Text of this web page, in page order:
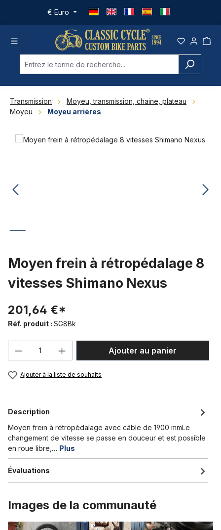
Passer au contenu principal
€ Euro
Transmission
Moyeu, transmission, chaine, plateau
Moyeu
Moyeu arrières
Ignorer la galerie d'images
Moyen frein à rétropédalage 8
vitesses Shimano Nexus
201,64 €*
Réf. produit : SG8Bk
Quantité de produit : Entrez la
Ajouter au panier
Ajouter à la liste de souhaits
Description
Moyen frein à rétropédalage avec câble de 1900 mmLe
changement de vitesse se passe en douceur et est possible
en roue libre,… Plus
Évaluations
Images de la communauté